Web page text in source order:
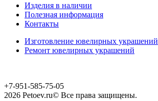
Изделия в наличии
Полезная информация
Контакты
Изготовление ювелирных украшений
Ремонт ювелирных украшений
+7-951-585-75-05
2026 Petoev.ru© Все права защищены.